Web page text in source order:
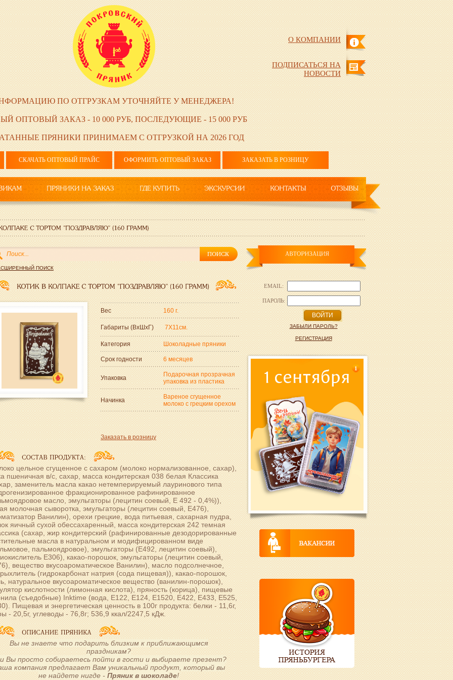
О КОМПАНИИ
ПОДПИСАТЬСЯ НА
НОВОСТИ
ПО ОТГРУЗКАМ УТОЧНЯЙТЕ У МЕНЕДЖЕРА!
ОПТОВЫЙ ЗАКАЗ - 10 000 РУБ, ПОСЛЕДУЮЩИЕ - 15 000 РУБ
ПРЯНИКИ ПРИНИМАЕМ С ОТГРУЗКОЙ НА 2026 ГОД
СКАЧАТЬ ОПТОВЫЙ ПРАЙС ОФОРМИТЬ ОПТОВЫЙ ЗАКАЗ ЗАКАЗАТЬ В РОЗНИЦУ
ПОИСК
Вес 160 г.
Габариты (ВxШxГ) 7Х11см.
Категория Шоколадные пряники
Срок годности 6 месяцев
Упаковка
Подарочная прозрачная
упаковка из пластика
Начинка
Вареное сгущенное
молоко с грецким орехом
Заказать в розницу
цельное сгущенное с сахаром (молоко нормализованное, сахар),
пшеничная в/с, сахар, масса кондитерская 038 белая Классика
заменитель масла какао нетемперируемый лауринового типа
фракционированное рафинированное
масло, эмульгаторы (лецитин соевый, Е 492 - 0,4%)),
молочная сыворотка, эмульгаторы (лецитин соевый, Е476),
Ванилин), орехи грецкие, вода питьевая, сахарная пудра,
яичный сухой обессахаренный, масса кондитерская 242 темная
(сахар, жир кондитерский (рафинированные дезодорированные
масла в натуральном и модифицированном виде
пальмоядровое), эмульгаторы (Е492, лецитин соевый),
Е306), какао-порошок, эмульгаторы (лецитин соевый,
вещество вкусоароматическое Ванилин), масло подсолнечное,
(гидрокарбонат натрия (сода пищевая)), какао-порошок,
натуральное вкусоароматическое вещество (ванилин-порошок),
кислотности (лимонная кислота), пряность (корица), пищевые
(съедобные) Inktime (вода, Е122, Е124, Е1520, Е422, Е433, Е525,
Пищевая и энергетическая ценность в 100г продукта: белки - 11,6г,
- 20,5г, углеводы - 76,8г; 536,9 ккал/2247,5 кДж.
Вы не знаете что подарить близким к приближающимся
праздникам?
Вы просто собираетесь пойти в гости и выбираете презент?
компания предлагает Вам уникальный продукт, который вы
не найдете нигде -Пряник в шоколаде!
EMAIL:
ПАРОЛЬ:
ВОЙТИ
ЗАБЫЛИ ПАРОЛЬ?
РЕГИСТРАЦИЯ
1